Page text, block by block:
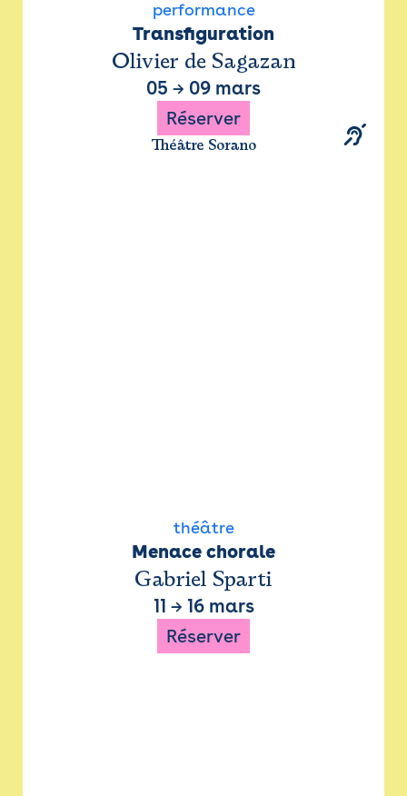
performance
Transfiguration
Olivier de Sagazan
05 → 09 mars
Réserver
Théâtre Sorano
théâtre
Menace chorale
Gabriel Sparti
11 → 16 mars
Réserver